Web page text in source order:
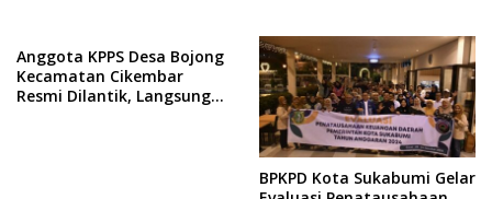
Anggota KPPS Desa Bojong
Kecamatan Cikembar
Resmi Dilantik, Langsung
BPKPD Kota Sukabumi Gelar